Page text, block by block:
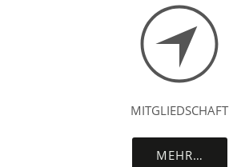
MITGLIEDSCHAFT
MEHR…